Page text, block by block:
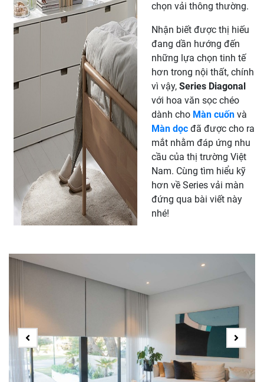
chọn vải thông thường.
Nhận biết được thị hiếu
đang dần hướng đến
những lựa chọn tinh tế
hơn trong nội thất, chính
vì vậy,Series Diagonal
với hoa văn sọc chéo
dành cho Màn cuốn và
Màn dọc đã được cho ra
mắt nhằm đáp ứng nhu
cầu của thị trường Việt
Nam. Cùng tìm hiểu kỹ
hơn về Series vải màn
đứng qua bài viết này
nhé!